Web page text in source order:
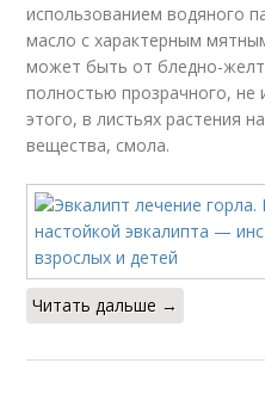
использованием водяного
масло с характерным
может быть от бледно-
полностью прозрачного,
этого, в листьях растения
вещества, смола.
Читать дальше →